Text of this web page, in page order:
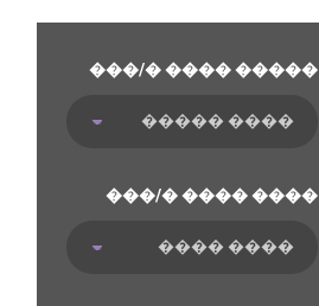
���/� ���� �����
���/� ���� ����